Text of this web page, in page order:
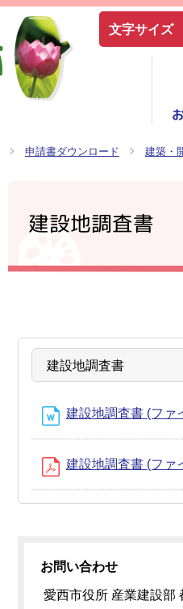
文字サイズ
申請書ダウンロード 建築・
建設地調査書
建設地調査書
建設地調査書 (ファ
建設地調査書 (ファ
お問い合わせ
愛西市役所 産業建設部